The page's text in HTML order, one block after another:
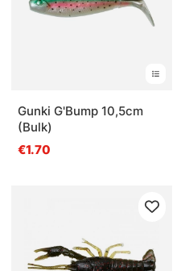
Gunki G'Bump 10,5cm
(Bulk)
€1.70